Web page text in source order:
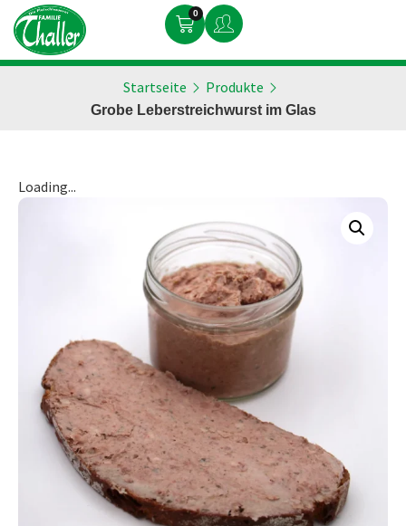
0
Startseite Produkte
Grobe Leberstreichwurst im Glas
Loading...